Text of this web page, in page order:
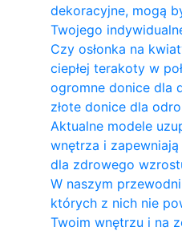
dekoracyjne, mogą
Twojego
Czy osłonka na
ciepłej terakoty w
ogromne donice dla
złote donice dla
Aktualne modele
wnętrza i
dla zdrowego
W naszym
których z nich nie
Twoim wnętrzu i na